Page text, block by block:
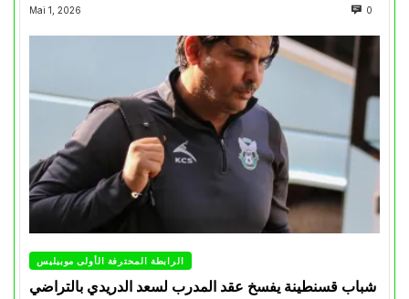
Mai 1, 2026 0
الرابطة المحترفة الأولى موبيليس
شباب قسنطينة يفسخ عقد المدرب لسعد الدريدي بالتراضي